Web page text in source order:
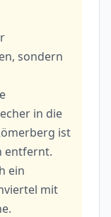
sondern
in die
ist
entfernt.
ein
mit